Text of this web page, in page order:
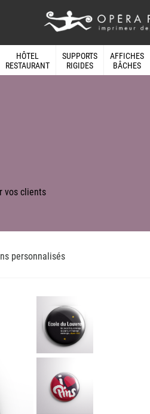
HÔTEL
RESTAURANT
SUPPORTS
RIGIDES
AFFICHES
BÂCHES
vos clients
personnalisés